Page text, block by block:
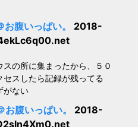
腹いっぱい。 2018-
の所に集まったから、５０
セスしたら記録が残ってる
がない
お腹いっぱい。 2018-